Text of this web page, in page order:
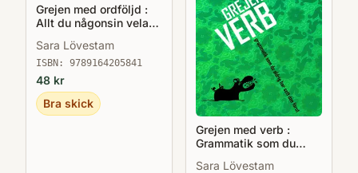
Grejen med ordföljd :
Allt du någonsin velat
Sara Lövestam
ISBN: 9789164205841
48 kr
Bra skick
Grejen med verb :
Grammatik som du
Sara Lövestam